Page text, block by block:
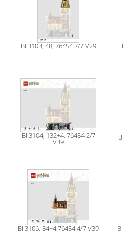
BI 3103, 48, 76454 7/7 V29
BI 3104, 132+4, 76454 2/7
V39
BI 3106, 84+4 76454 4/7 V39